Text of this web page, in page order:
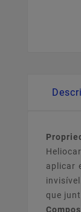
aplicar
que